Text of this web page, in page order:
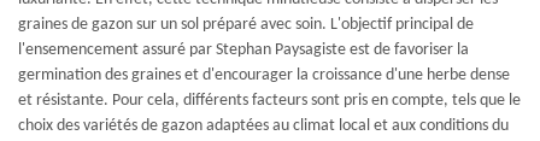
graines de gazon sur un sol préparé avec soin. L'objectif principal de
l'ensemencement assuré par Stephan Paysagiste est de favoriser la
germination des graines et d'encourager la croissance d'une herbe dense
et résistante. Pour cela, différents facteurs sont pris en compte, tels que le
choix des variétés de gazon adaptées au climat local et aux conditions du